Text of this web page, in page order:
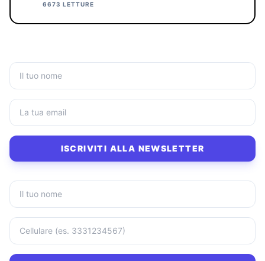
6673 LETTURE
ISCRIVITI ALLA NEWSLETTER